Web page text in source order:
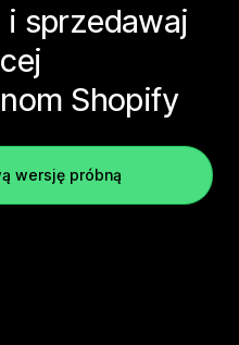
sprzedawaj
Shopify
wersję próbną